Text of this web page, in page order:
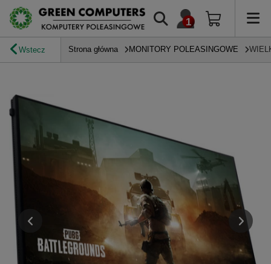
Wstecz Strona główna MONITORY POLEASINGOWE